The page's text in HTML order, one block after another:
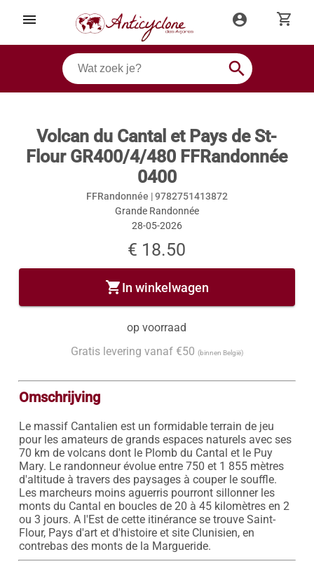
menu account_circle shopping_cart
search
Volcan du Cantal et Pays de St-
Flour GR400/4/480 FFRandonnée
0400
FFRandonnée |9782751413872
Grande Randonnée
28-05-2026
€ 18.50
shopping_cartIn winkelwagen
op voorraad
Gratis levering vanaf €50 (binnen België)
Omschrijving
Le massif Cantalien est un formidable terrain de jeu
pour les amateurs de grands espaces naturels avec ses
70 km de volcans dont le Plomb du Cantal et le Puy
Mary. Le randonneur évolue entre 750 et 1 855 mètres
d'altitude à travers des paysages à couper le souffle.
Les marcheurs moins aguerris pourront sillonner les
monts du Cantal en boucles de 20 à 45 kilomètres en 2
ou 3 jours. A l'Est de cette itinérance se trouve Saint-
Flour, Pays d'art et d'histoire et site Clunisien, en
contrebas des monts de la Margueride.